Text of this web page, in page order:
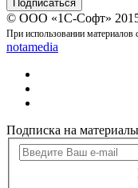
© ООО «1С-Софт»
При использовании материалов
notamedia
Подписка на материалы